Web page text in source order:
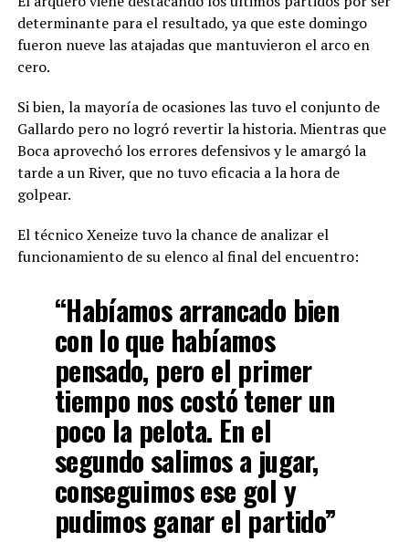
determinante para el resultado, ya que este domingo
fueron nueve las atajadas que mantuvieron el arco en
cero.
Si bien, la mayoría de ocasiones las tuvo el conjunto de
Gallardo pero no logró revertir la historia. Mientras que
Boca aprovechó los errores defensivos y le amargó la
tarde a un River, que no tuvo eficacia a la hora de
golpear.
El técnico Xeneize tuvo la chance de analizar el
funcionamiento de su elenco al final del encuentro:
“Habíamos arrancado bien
con lo que habíamos
pensado, pero el primer
tiempo nos costó tener un
poco la pelota. En el
segundo salimos a jugar,
conseguimos ese gol y
pudimos ganar el partido”